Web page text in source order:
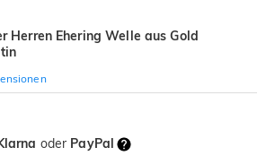
Herren Ehering Welle aus Gold
oder PayPal